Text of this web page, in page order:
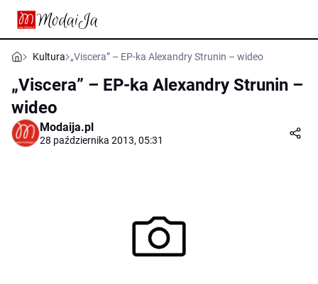
Kultura „Viscera” – EP-ka Alexandry Strunin – wideo
„Viscera” – EP-ka Alexandry Strunin –
wideo
Modaija.pl
28 października 2013, 05:31